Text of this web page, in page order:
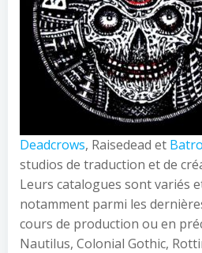
Deadcrows, Raisedead et
studios de traduction et de
Leurs catalogues sont variés
notamment parmi les
cours de production ou en
Nautilus, Colonial Gothic,